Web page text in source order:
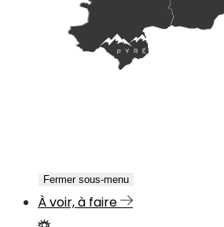
Fermer sous-menu
À voir, à faire